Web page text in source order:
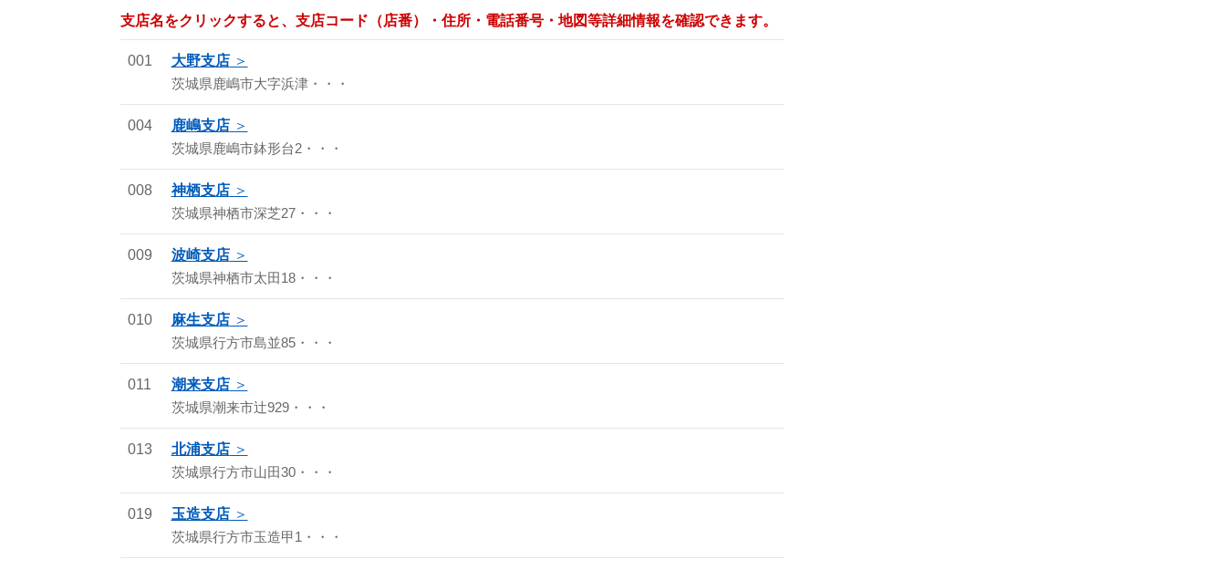
支店名をクリックすると、支店コード（店番）・住所・電話番号・地図等詳細情報を確認できます。
001 大野支店
茨城県鹿嶋市大字浜津・・・
004 鹿嶋支店
茨城県鹿嶋市鉢形台2・・・
008 神栖支店
茨城県神栖市深芝27・・・
009 波崎支店
茨城県神栖市太田18・・・
010 麻生支店
茨城県行方市島並85・・・
011 潮来支店
茨城県潮来市辻929・・・
013 北浦支店
茨城県行方市山田30・・・
019 玉造支店
茨城県行方市玉造甲1・・・